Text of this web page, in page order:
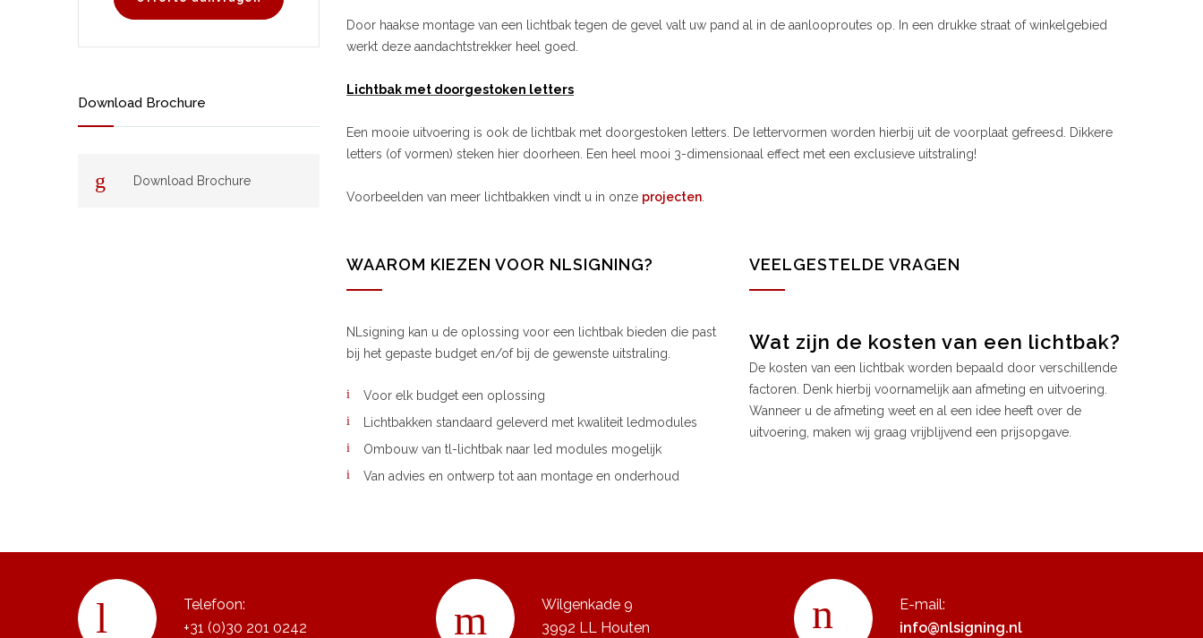
Download Brochure
Download Brochure
Door haakse montage van een lichtbak tegen de gevel valt uw pand al in de aanlooproutes op. In een drukke straat of winkelgebied
werkt deze aandachtstrekker heel goed.
Lichtbak met doorgestoken letters
Een mooie uitvoering is ook de lichtbak met doorgestoken letters. De lettervormen worden hierbij uit de voorplaat gefreesd. Dikkere
letters (of vormen) steken hier doorheen. Een heel mooi 3-dimensionaal effect met een exclusieve uitstraling!
Voorbeelden van meer lichtbakken vindt u in onze projecten
WAAROM KIEZEN VOOR NLSIGNING?
NLsigning kan u de oplossing voor een lichtbak bieden die past
bij het gepaste budget en/of bij de gewenste uitstraling.
Voor elk budget een oplossing
Lichtbakken standaard geleverd met kwaliteit ledmodules
Ombouw van tl-lichtbak naar led modules mogelijk
Van advies en ontwerp tot aan montage en onderhoud
VEELGESTELDE VRAGEN
Wat zijn de kosten van een lichtbak?
De kosten van een lichtbak worden bepaald door verschillende
factoren. Denk hierbij voornamelijk aan afmeting en uitvoering.
Wanneer u de afmeting weet en al een idee heeft over de
uitvoering, maken wij graag vrijblijvend een prijsopgave.
Telefoon:
+31 (0)30 201 0242
Wilgenkade 9
3992 LL Houten
E-mail:
info@nlsigning.nl